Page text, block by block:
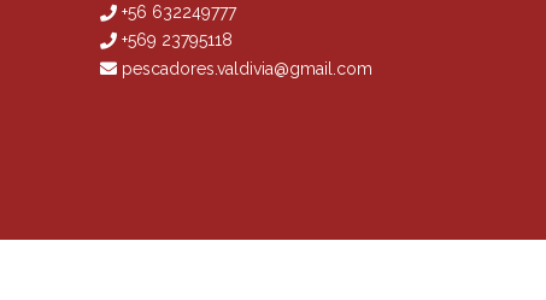
+56 632249777
+569 23795118
pescadores.valdivia@gmail.com